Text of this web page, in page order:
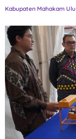
Kabupaten Mahakam Ulu